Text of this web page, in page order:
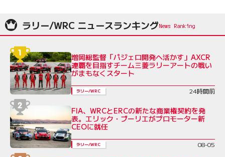
ラリー/WRC ニュースランキング
増岡総監督「パジェロ開発へ活かす」AXCR
連覇を目指すチーム三菱ラリーアートの戦い
がまもなくスタート
ラリー/WRC 24時間前
FIA、WRCとERCの新たな商業権契約を発
表。エリック・ブーリエがプロモーター新
CEOに就任
ラリー/WRC 08-05